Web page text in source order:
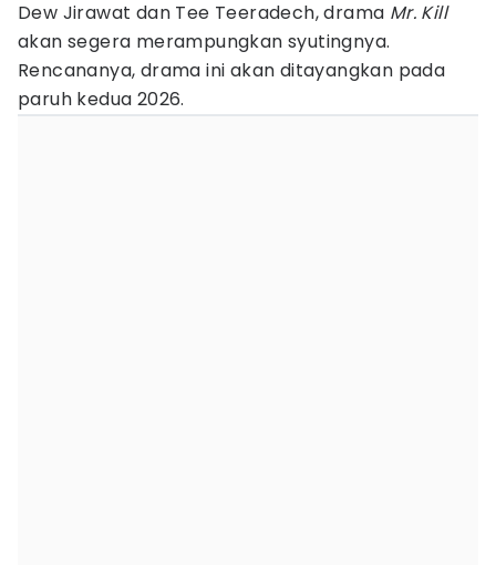
Dew Jirawat dan Tee Teeradech, drama Mr. Kill
akan segera merampungkan syutingnya.
Rencananya, drama ini akan ditayangkan pada
paruh kedua 2026.